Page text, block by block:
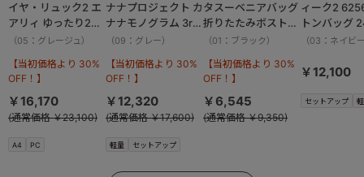
A4 PC
イヤ・リュック2 エ
アリィ ゆったり2ル
ーム 16262
（05：グレージュ）
【当初価格より 30%
OFF！】
￥16,170
(通常価格 ￥23,100)
軽量 セットアップ
ナナプロジェクト カ
ナナモノグラム 3rd
リュックサック
（09：グレー）
【当初価格より 30%
OFF！】
￥12,320
(通常価格 ￥17,600)
タスーベニアバッグ
折りたたみボストン
バッグ Lサイズ
（01：ブラック）
【当初価格より 30%
OFF！】
￥6,545
(通常価格 ￥9,350)
セットアップ
ィーク2
トンバッグ
（03：ネイビ
￥12,100